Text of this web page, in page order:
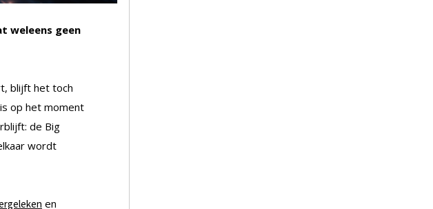
weleens geen
blijft het toch
op het moment
de Big
wordt
en